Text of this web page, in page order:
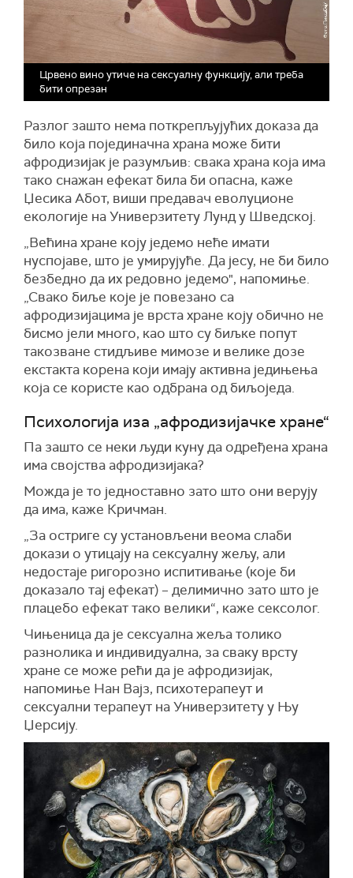
Црвено вино утиче на сексуалну функцију, али треба
бити опрезан
Разлог зашто нема поткрепљујућих доказа да
било која појединачна храна може бити
афродизијак је разумљив: свака храна која има
тако снажан ефекат била би опасна, каже
Џесика Абот, виши предавач еволуционе
екологије на Универзитету Лунд у Шведској.
„Већина хране коју једемо неће имати
нуспојаве, што је умирујуће. Да јесу, не би било
безбедно да их редовно једемо", напомиње.
„Свако биље које је повезано са
афродизијацима је врста хране коју обично не
бисмо јели много, као што су биљке попут
такозване стидљиве мимозе и велике дозе
екстакта корена који имају активна једињења
која се користе као одбрана од биљоједа.
Психологија иза „афродизијачке хране“
Па зашто се неки људи куну да одређена храна
има својства афродизијака?
Можда је то једноставно зато што они верују
да има, каже Кричман.
„За остриге су установљени веома слаби
докази о утицају на сексуалну жељу, али
недостаје ригорозно испитивање (које би
доказало тај ефекат) – делимично зато што је
плацебо ефекат тако велики“, каже сексолог.
Чињеница да је сексуална жеља толико
разнолика и индивидуална, за сваку врсту
хране се може рећи да је афродизијак,
напомиње Нан Вајз, психотерапеут и
сексуални терапеут на Универзитету у Њу
Џерсију.